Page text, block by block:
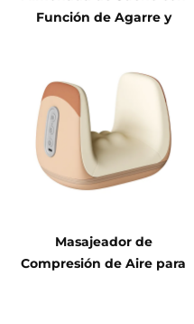
Función de Agarre y
Masajeador de
Compresión de Aire para